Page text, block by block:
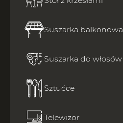
Suszarka balkonowa
Suszarka do włosów
Sztućce
Telewizor